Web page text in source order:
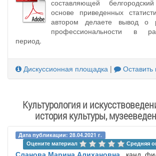
составляющей
основе приведенных
автором делаете вывод о
профессиональности в
период.
Дискуссионная площадка |
Культурология и
история культуры,
Дата публикации: 28.04.2021 г.
Оцените материал
Средняя